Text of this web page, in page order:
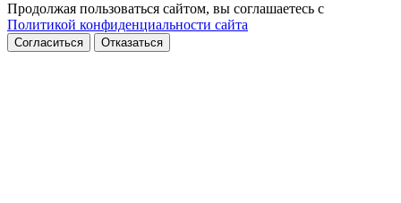
Продолжая пользоваться сайтом, вы соглашаетесь с
Политикой конфиденциальности сайта
Согласиться Отказаться